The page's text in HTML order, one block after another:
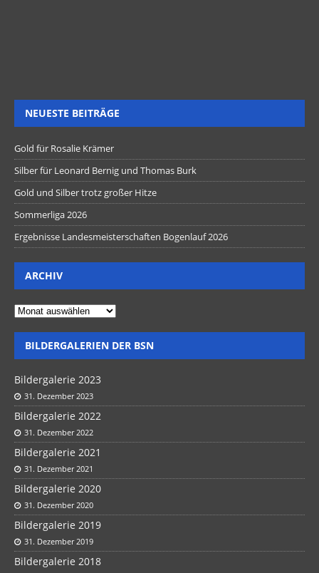
NEUESTE BEITRÄGE
Gold für Rosalie Krämer
Silber für Leonard Bernig und Thomas Burk
Gold und Silber trotz großer Hitze
Sommerliga 2026
Ergebnisse Landesmeisterschaften Bogenlauf 2026
ARCHIV
BILDERGALERIEN DER BSN
Bildergalerie 2023
31. Dezember 2023
Bildergalerie 2022
31. Dezember 2022
Bildergalerie 2021
31. Dezember 2021
Bildergalerie 2020
31. Dezember 2020
Bildergalerie 2019
31. Dezember 2019
Bildergalerie 2018